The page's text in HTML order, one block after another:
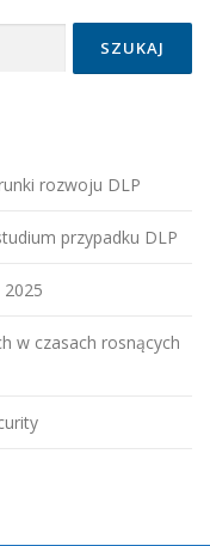
rozwoju DLP
przypadku DLP
w czasach rosnących